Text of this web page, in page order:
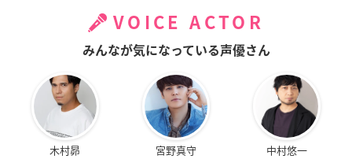
VOICE ACTOR
みんなが気になっている声優さん
木村昴 宮野真守 中村悠一